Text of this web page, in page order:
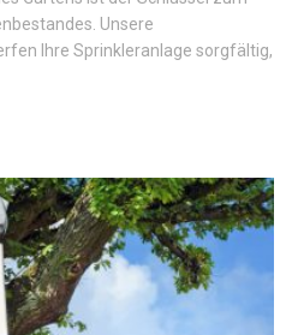
Unsere
Ihre Sprinkleranlage sorgfältig,